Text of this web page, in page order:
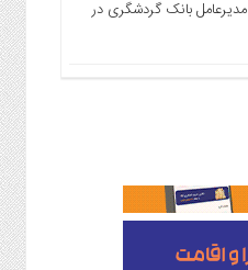
بانک گردشگری در